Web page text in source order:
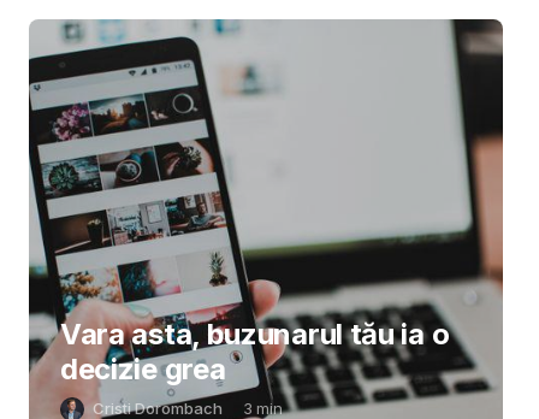
Vara asta, buzunarul tău ia o
decizie grea
Cristi Dorombach 3 min